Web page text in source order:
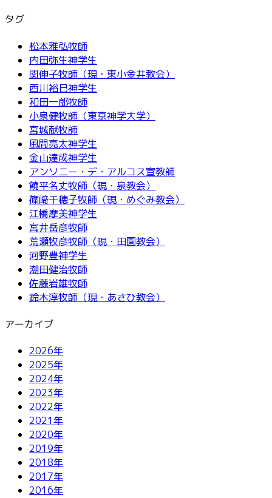
タグ
松本雅弘牧師
内田弥生神学生
関伸子牧師（現・東小金井教会）
西川裕巳神学生
和田一郎牧師
小泉健牧師（東京神学大学）
宮城献牧師
風間亮太神学生
金山達成神学生
アンソニー・デ・アルコス宣教師
饒平名丈牧師（現・泉教会）
篠﨑千穂子牧師（現・めぐみ教会）
江橋摩美神学生
宮井岳彦牧師
荒瀬牧彦牧師（現・田園教会）
河野豊神学生
潮田健治牧師
佐藤岩雄牧師
鈴木淳牧師（現・あさひ教会）
アーカイブ
2026年
2025年
2024年
2023年
2022年
2021年
2020年
2019年
2018年
2017年
2016年